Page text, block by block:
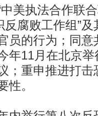
执法合作联合
反腐败工作组”
员的行为；同意
年11月在北京
；重申推进打击
性。